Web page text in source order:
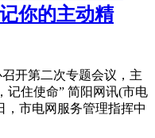
你的主动精
开第二次专题会议，主
记住使命” 简阳网讯(市电
，市电网服务管理指挥中